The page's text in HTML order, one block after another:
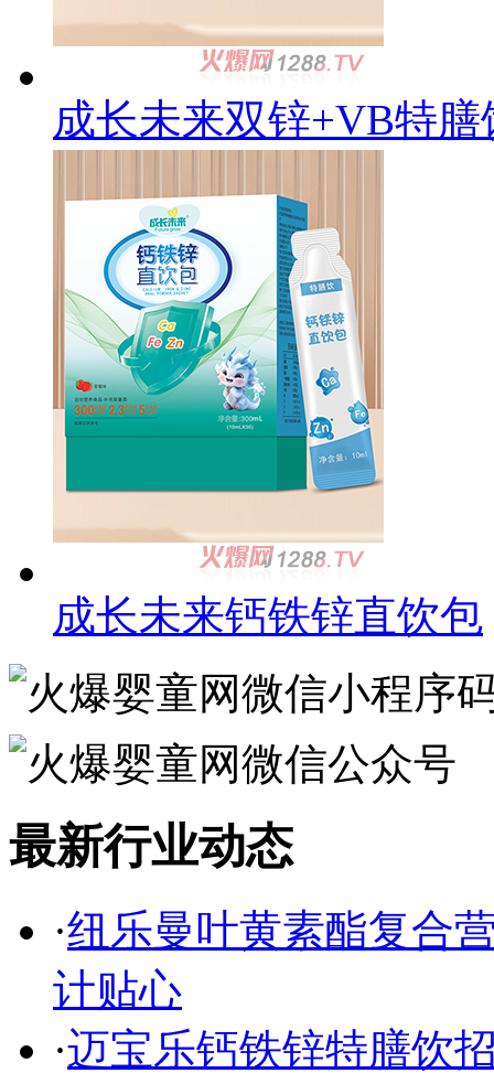
成长未来双锌+VB特膳
成长未来钙铁锌直饮包
最新行业动态
·纽乐曼叶黄素酯复合
计贴心
·迈宝乐钙铁锌特膳饮